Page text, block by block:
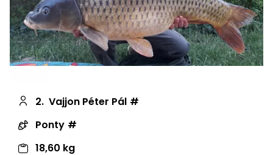
2. Vajjon Péter Pál
Ponty
18,60 kg